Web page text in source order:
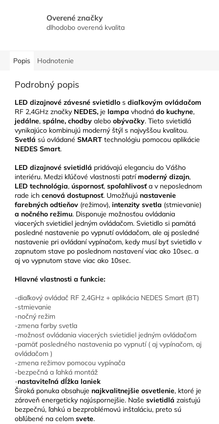
Overené značky
dlhodobo overená kvalita
Popis Hodnotenie
Podrobný popis
LED dizajnové závesné svietidlo s diaľkovým ovládačom
RF 2,4GHz značky NEDES, je lampa vhodná do kuchyne,
jedálne, spálne, chodby alebo obývačky. Tieto svietidlá
vynikajúco kombinujú moderný štýl s najvyššou kvalitou.
Svetlá sú ovládané SMART technológiu pomocou aplikácie
NEDES Smart.
LED dizajnové svietidlá pridávajú eleganciu do Vášho
interiéru. Medzi kľúčové vlastnosti patrímoderný dizajn,
LED technológia, úspornosť, spoľahlivosť a v neposlednom
rade ich cenová dostupnosť. Umožňujú nastavenie
farebných odtieňov (režimov), intenzity svetla (stmievanie)
a nočného režimu. Disponuje možnosťou ovládania
viacerých svietidiel jedným ovládačom. Svietidlo si pamätá
posledné nastavenie po vypnutí ovládačom, ale aj posledné
nastavenie pri ovládaní vypínačom, kedy musí byť svietidlo v
zapnutom stave po poslednom nastavení viac ako 10sec. a
aj vo vypnutom stave viac ako 10sec.
Hlavné vlastnosti a funkcie:
-diaľkový ovládač RF 2,4GHz + aplikácia NEDES Smart (BT)
-stmievanie
-nočný režim
-zmena farby svetla
-možnosť ovládania viacerých svietidiel jedným ovládačom
-pamäť posledného nastavenia po vypnutí ( aj vypínačom, aj
ovládačom )
-zmena režimov pomocou vypínača
-bezpečná a ľahká montáž
-nastaviteľná dĺžka laniek
Široká ponuka obsahuje najkvalitnejšie osvetlenie, ktoré je
zároveň energeticky najúspornejšie. Naše svietidlá zaisťujú
bezpečnú, ľahkú a bezproblémovú inštaláciu, preto sú
obľúbené na celom svete.